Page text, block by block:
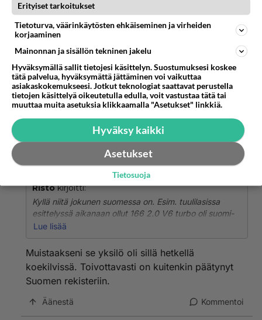
Nyt malli on tosiaan jäänyt pois ohjelmasta.
Ekat 164 kuului olevan sähköhäiriöille alttiita:
Boschin sähköt ,mutta Italian pojat teki niistä
sbagettia kojetaulun alle??!
varmaan katsastustoimistosta .Olen parilta
käyttäjältä kuullut ettei koteloista ainakaan?
Ostomielessä kysytään
Kommentoi
2001-01-16 13:45:00
Ristokirjoitti:
Kyllä niitä jokunen suomessa on. Esim. tuulilasissa
esittelyssä aikanaan ollut 166 2.0 V6 turbo oli suomi-
auto, eli suomen rekisterissä.
Nyt malli on tosiaan jäänyt pois ohjelmasta.
Lue lisää
Muistaakseni se yksilö oli sillä hetkellä
koekilvissä. Toivottavasti on kuitenkin päätynyt
Suomen rekisteriin.
Äänestä Kommentoi
Erityiset tarkoitukset
Tietoturva, väärinkäytösten ehkäiseminen ja virheiden
korjaaminen
Mainonnan ja sisällön tekninen jakelu
Hyväksymällä sallit tietojesi käsittelyn. Suostumuksesi koskee
tätä palvelua, hyväksymättä jättäminen voi vaikuttaa
asiakaskokemukseesi. Jotkut teknologiat saattavat perustella
tietojen käsittelyä oikeutetulla edulla, voit vastustaa tätä tai
muuttaa muita asetuksia klikkaamalla "Asetukset" linkkiä.
Hyväksy kaikki
Asetukset
Tietosuoja